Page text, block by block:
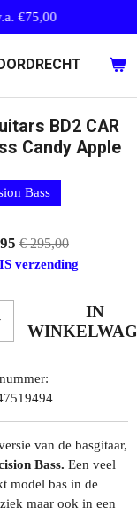
€75,00
BD2 CAR
Candy Apple
Bass
€ 295,00
verzending
IN
van de basgitaar,
Bass. Een veel
model bas in de
maar ook in een